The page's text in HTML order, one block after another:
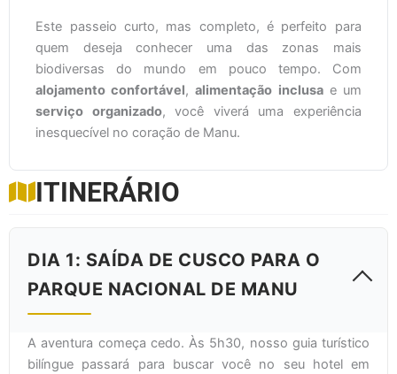
Este passeio curto, mas completo, é perfeito para
quem deseja conhecer uma das zonas mais
biodiversas do mundo em pouco tempo. Com
alojamento confortável,alimentação inclusae um
serviço organizado, você viverá uma experiência
inesquecível no coração de Manu.
ITINERÁRIO
DIA 1: SAÍDA DE CUSCO PARA O
PARQUE NACIONAL DE MANU
A aventura começa cedo. Às 5h30, nosso guia turístico
bilíngue passará para buscar você no seu hotel em